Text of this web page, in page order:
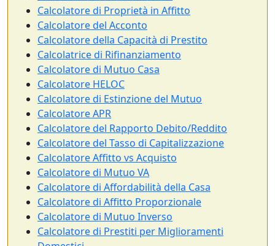
Calcolatore di Proprietà in Affitto
Calcolatore del Acconto
Calcolatore della Capacità di Prestito
Calcolatrice di Rifinanziamento
Calcolatore di Mutuo Casa
Calcolatore HELOC
Calcolatore di Estinzione del Mutuo
Calcolatore APR
Calcolatore del Rapporto Debito/Reddito
Calcolatore del Tasso di Capitalizzazione
Calcolatore Affitto vs Acquisto
Calcolatore di Mutuo VA
Calcolatore di Affordabilità della Casa
Calcolatore di Affitto Proporzionale
Calcolatore di Mutuo Inverso
Calcolatore di Prestiti per Miglioramenti